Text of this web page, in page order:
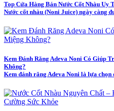
Top Cửa Hàng Bán Nước Cốt Nhàu Uy
Nước cốt nhàu (Noni Juice) ngày càng
Kem Đánh Răng Adeva Noni Có Giúp
Không?
Kem đánh răng Adeva Noni là lựa chọn